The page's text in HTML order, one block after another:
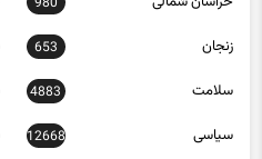
زنجان 653
سلامت 4883
سیاسی 12668
عکس 329